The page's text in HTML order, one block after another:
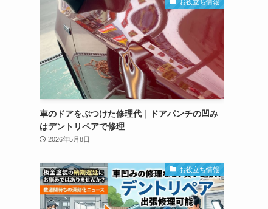
お役立ち情報
車のドアをぶつけた修理代｜ドアパンチの凹み
はデントリペアで修理
2026年5月8日
お役立ち情報